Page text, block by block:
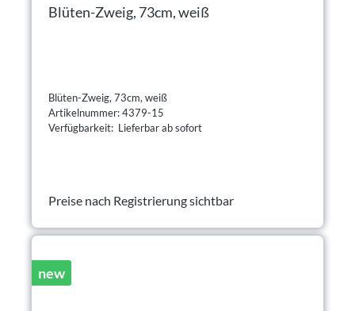
Blüten-Zweig, 73cm, weiß
Blüten-Zweig, 73cm, weiß
Artikelnummer: 4379-15
Verfügbarkeit: Lieferbar ab sofort
Preise nach Registrierung sichtbar
new